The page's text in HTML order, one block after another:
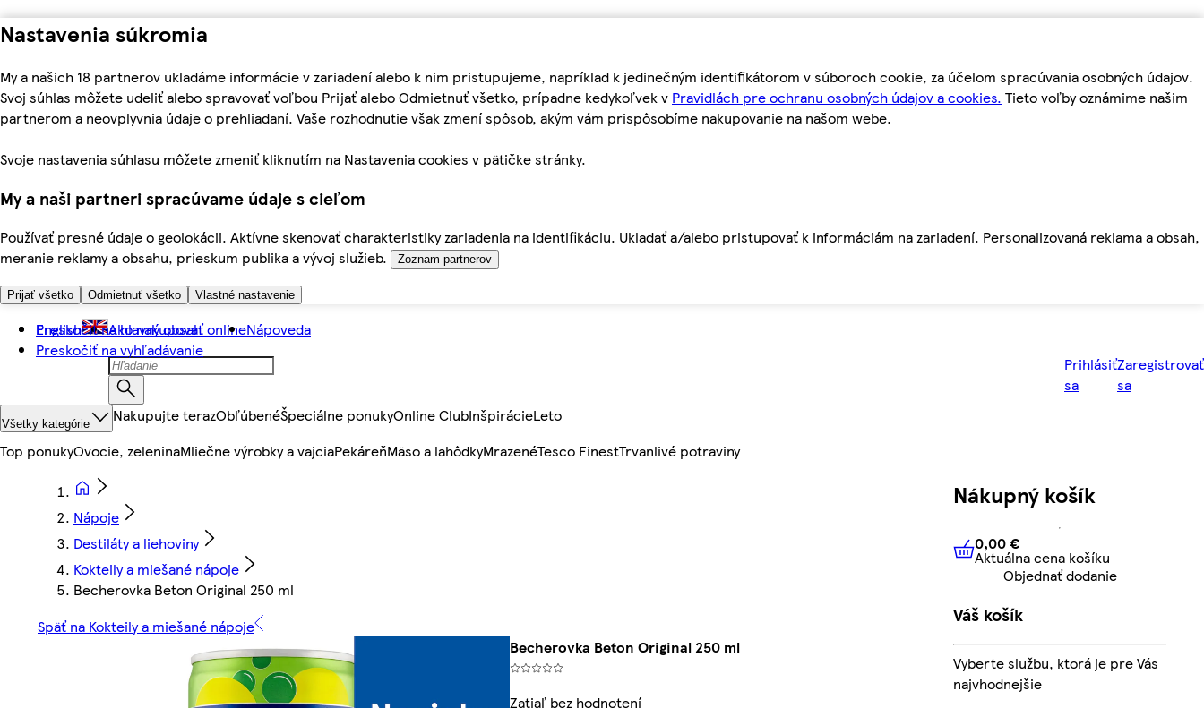
Nastavenia súkromia
My a našich 18 partnerov ukladáme informácie v zariadení alebo k nim pristupujeme, napríklad k jedinečným identifikátorom v súboroch cookie, za účelom spracúvania osobných údajov.
Svoj súhlas môžete udeliť alebo spravovať voľbou Prijať alebo Odmietnuť všetko, prípadne kedykoľvek v Pravidlách pre ochranu osobných údajov a cookies. Tieto voľby oznámime našim
partnerom a neovplyvnia údaje o prehliadaní. Vaše rozhodnutie však zmení spôsob, akým vám prispôsobíme nakupovanie na našom webe.
Svoje nastavenia súhlasu môžete zmeniť kliknutím na Nastavenia cookies v pätičke stránky.
My a naši partneri spracúvame údaje s cieľom
Používať presné údaje o geolokácii. Aktívne skenovať charakteristiky zariadenia na identifikáciu. Ukladať a/alebo pristupovať k informáciám na zariadení. Personalizovaná reklama a obsah,
meranie reklamy a obsahu, prieskum publika a vývoj služieb.
Zoznam partnerov
Prijať všetko Odmietnuť všetko Vlastné nastavenie
Preskočiť na hlavný obsah
Preskočiť na vyhľadávanie
English Ako nakupovať onlineNápoveda
Prihlásiť
sa
Zaregistrovať
sa
Všetky kategórie Nakupujte terazObľúbenéŠpeciálne ponukyOnline ClubInšpirácieLeto
Top ponukyOvocie, zeleninaMliečne výrobky a vajciaPekáreňMäso a lahôdkyMrazenéTesco FinestTrvanlivé potraviny
Nápoje
Destiláty a liehoviny
Kokteily a miešané nápoje
Becherovka Beton Original 250 ml
Späť na Kokteily a miešané nápoje
Becherovka Beton Original 250 ml
Zatiaľ bez hodnotení
Nákupný košík
0,00 € Aktuálna cena košíku
0,00 €
Aktuálna cena košíku
Objednať dodanie
Váš košík
Vyberte službu, ktorá je pre Vás
najvhodnejšie